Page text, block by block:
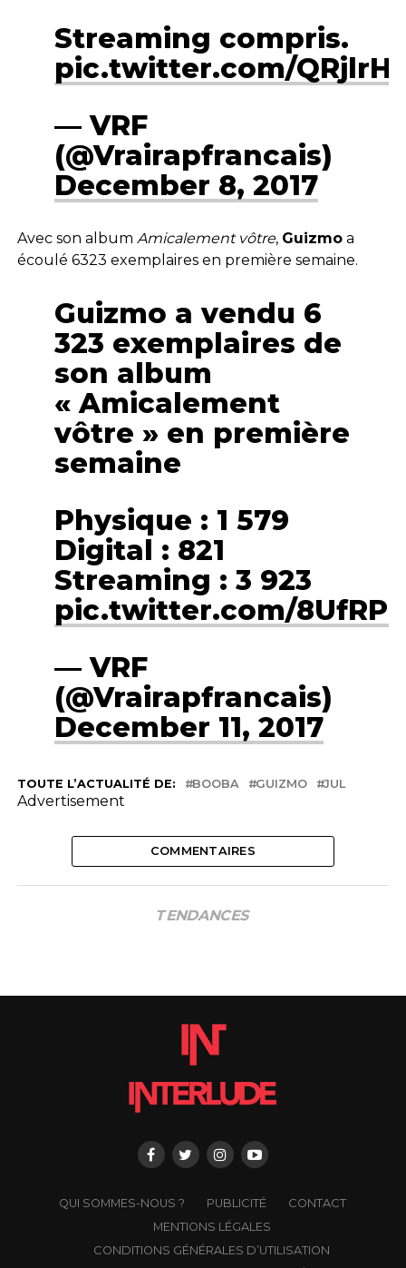
Streaming compris.
pic.twitter.com/
— VRF
(@Vrairapfrancais)
December 8, 2017
Avec son album Amicalement vôtre, Guizmoa
écoulé 6323 exemplaires en première semaine.
Guizmo a vendu 6
323 exemplaires de
son album
« Amicalement
vôtre » en première
semaine
Physique : 1 579
Digital : 821
Streaming : 3 923
pic.twitter.com/
— VRF
(@Vrairapfrancais)
December 11, 2017
TOUTE L’ACTUALITÉ DE: BOOBA GUIZMO JUL
Advertisement
COMMENTAIRES
TENDANCES
QUI SOMMES-NOUS ? PUBLICITÉ
CONTACT
MENTIONS LÉGALES
CONDITIONS GÉNÉRALES D’UTILISATION